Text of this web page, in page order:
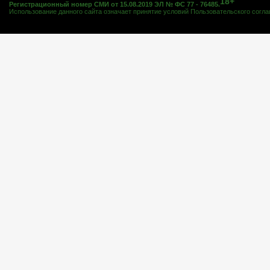
Регистрационный номер СМИ от 15.08.2019 ЭЛ № ФС 77 - 76485.
Использование данного сайта означает принятие условий Пользовательского